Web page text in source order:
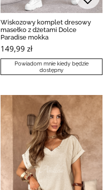
Wiskozowy komplet dresowy
masełko z dżetami Dolce
Paradise mokka
149,99 zł
Powiadom mnie kiedy będzie
dostępny